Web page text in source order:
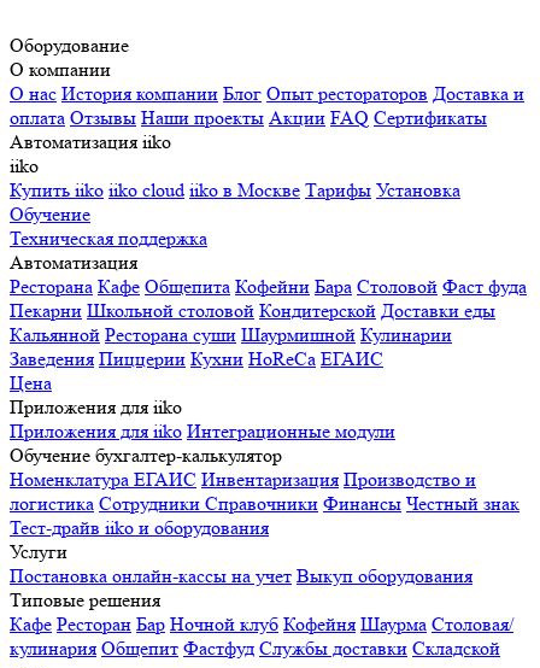
Оборудование
О компании
О нас История компании Блог Опыт рестораторов Доставка и
оплата Отзывы Наши проекты Акции FAQ Сертификаты
Автоматизация iiko
iiko
Купить iiko iiko cloud iiko в Москве Тарифы Установка
Обучение
Техническая поддержка
Автоматизация
Ресторана Кафе Общепита Кофейни Бара Столовой Фаст фуда
Пекарни Школьной столовой Кондитерской Доставки еды
Кальянной Ресторана суши Шаурмишной Кулинарии
Заведения Пиццерии Кухни HoReCa ЕГАИС
Цена
Приложения для iiko
Приложения для iiko Интеграционные модули
Обучение бухгалтер-калькулятор
Номенклатура ЕГАИС Инвентаризация Производство и
логистика Сотрудники Справочники Финансы Честный знак
Тест-драйв iiko и оборудования
Услуги
Постановка онлайн-кассы на учет Выкуп оборудования
Типовые решения
Кафе Ресторан Бар Ночной клуб Кофейня Шаурма Столовая/
кулинария Общепит Фастфуд Службы доставки Складской